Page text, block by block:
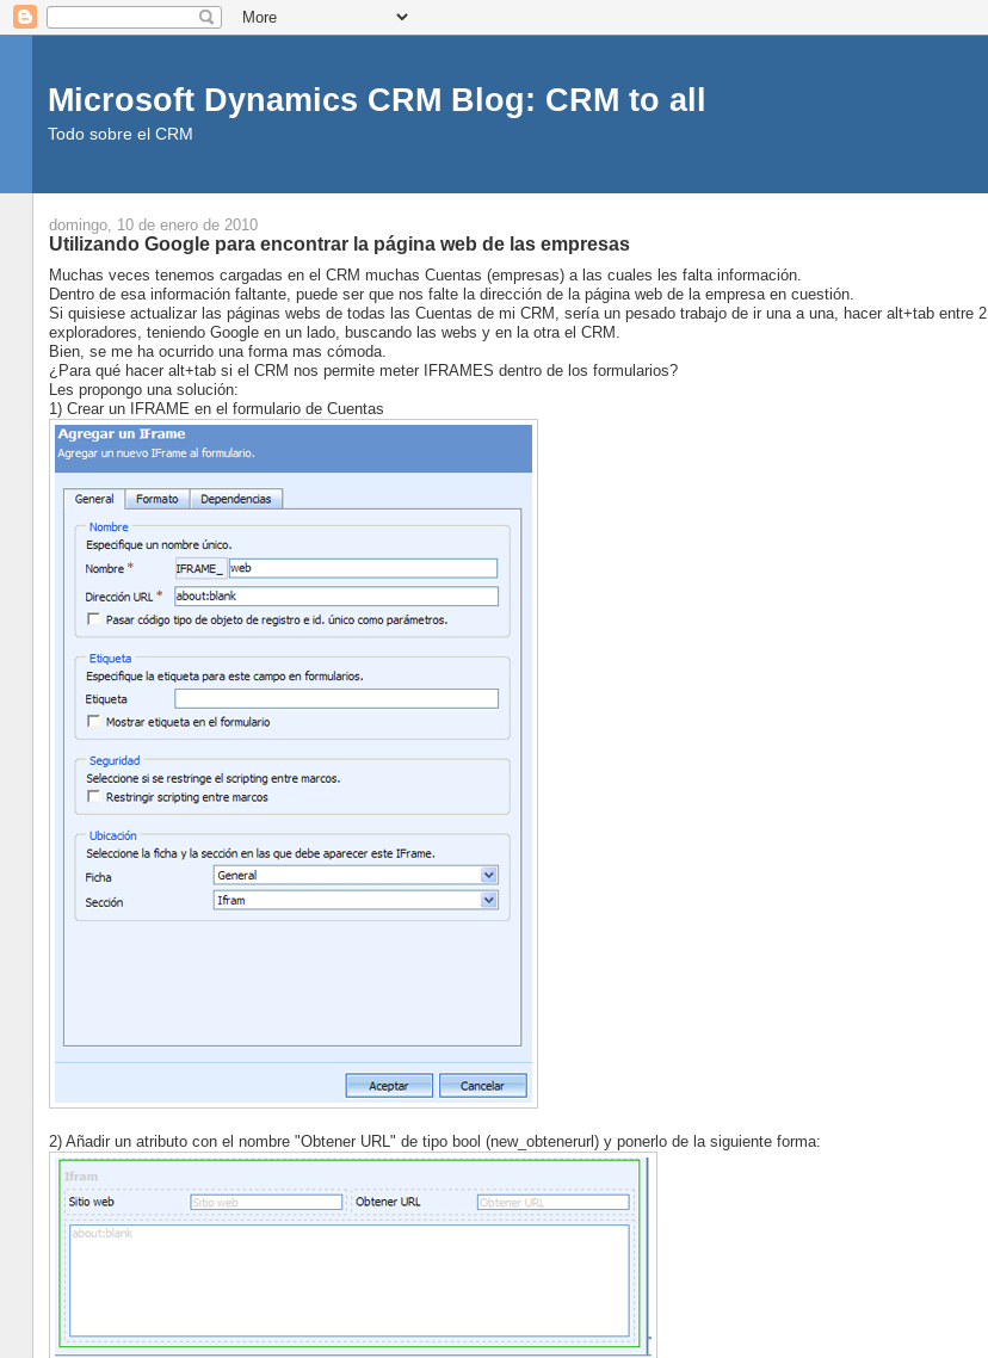
Microsoft Dynamics CRM Blog: CRM to all
Todo sobre el CRM
domingo, 10 de enero de 2010
Utilizando Google para encontrar la página web de las empresas
Muchas veces tenemos cargadas en el CRM muchas Cuentas (empresas) a las cuales les falta información.
Dentro de esa información faltante, puede ser que nos falte la dirección de la página web de la empresa en cuestión.
Si quisiese actualizar las páginas webs de todas las Cuentas de mi CRM, sería un pesado trabajo de ir una a una, hacer alt+tab entre 2
exploradores, teniendo Google en un lado, buscando las webs y en la otra el CRM.
Bien, se me ha ocurrido una forma mas cómoda.
¿Para qué hacer alt+tab si el CRM nos permite meter IFRAMES dentro de los formularios?
Les propongo una solución:
1) Crear un IFRAME en el formulario de Cuentas
2) Añadir un atributo con el nombre "Obtener URL" de tipo bool (new_obtenerurl) y ponerlo de la siguiente forma: